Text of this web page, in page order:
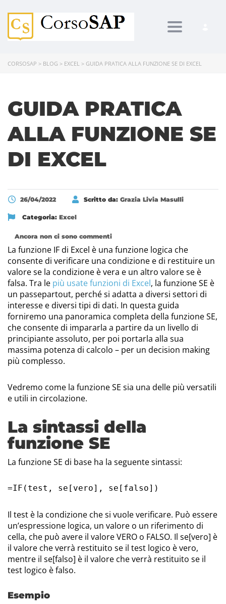
Toggle
CORSOSAP > BLOG > EXCEL > GUIDA PRATICA ALLA FUNZIONE SE DI EXCEL
GUIDA PRATICA
ALLA FUNZIONE SE
DI EXCEL
26/04/2022 Scritto da: Grazia Livia Masulli
Categoria: Excel
Ancora non ci sono commenti
La funzione IF di Excel è una funzione logica che
consente di verificare una condizione e di restituire un
valore se la condizione è vera e un altro valore se è
falsa. Tra le più usate funzioni di Excel, la funzione SE è
un passepartout, perché si adatta a diversi settori di
interesse e diversi tipi di dati. In questa guida
forniremo una panoramica completa della funzione SE,
che consente di impararla a partire da un livello di
principiante assoluto, per poi portarla alla sua
massima potenza di calcolo – per un decision making
più complesso.
Vedremo come la funzione SE sia una delle più versatili
e utili in circolazione.
La sintassi della
funzione SE
La funzione SE di base ha la seguente sintassi:
=IF(test, se[vero], se[falso])
Il test è la condizione che si vuole verificare. Può essere
un’espressione logica, un valore o un riferimento di
cella, che può avere il valore VERO o FALSO. Il se[vero] è
il valore che verrà restituito se il test logico è vero,
mentre il se[falso] è il valore che verrà restituito se il
test logico è falso.
Esempio